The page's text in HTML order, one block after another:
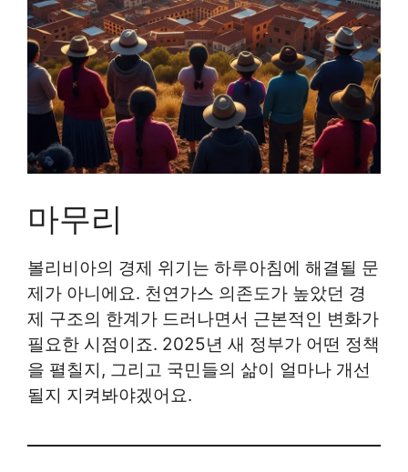
마무리
볼리비아의 경제 위기는 하루아침에 해결될 문
제가 아니에요. 천연가스 의존도가 높았던 경
제 구조의 한계가 드러나면서 근본적인 변화가
필요한 시점이죠. 2025년 새 정부가 어떤 정책
을 펼칠지, 그리고 국민들의 삶이 얼마나 개선
될지 지켜봐야겠어요.